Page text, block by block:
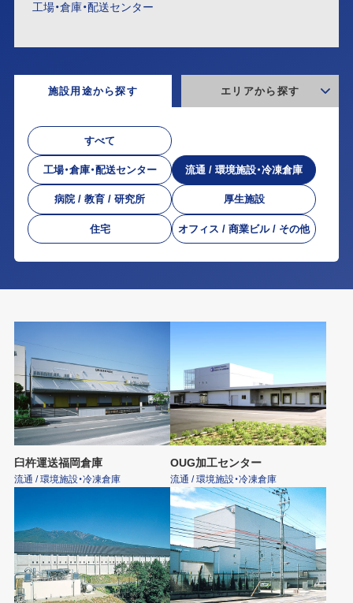
工場・倉庫・配送センター
施設用途から探す エリアから探す
すべて
工場・倉庫・配送センター 流通 / 環境施設・冷凍倉庫
病院 / 教育 / 研究所 厚生施設
住宅 オフィス / 商業ビル / その他
臼杵運送福岡倉庫
流通 / 環境施設・冷凍倉庫
OUG加工センター
流通 / 環境施設・冷凍倉庫